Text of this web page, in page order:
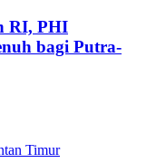
RI, PHI
bagi Putra-
Timur